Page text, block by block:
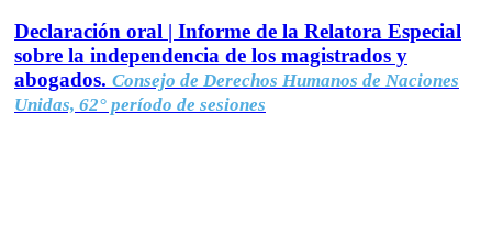
Declaración oral | Informe de la Relatora Especial
sobre la independencia de los magistrados y
abogados. Consejo de Derechos Humanos de Naciones
Unidas, 62° período de sesiones